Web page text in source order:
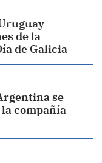
de la
de Galicia
se
compañía